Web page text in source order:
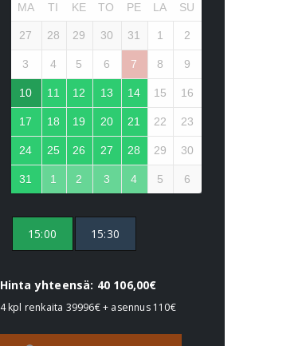
MA TI KE TO PE LA SU
27 28 29 30 31 1 2
3 4 5 6 7 8 9
10 11 12 13 14 15 16
17 18 19 20 21 22 23
24 25 26 27 28 29 30
31 1 2 3 4 5 6
15:00 15:30
Hinta yhteensä: 40 106,00€
4 kpl renkaita 39996€+ asennus 110€